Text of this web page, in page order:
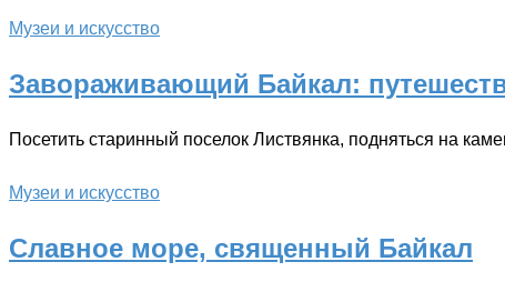
Музеи и искусство
Завораживающий Байкал:
Посетить старинный поселок Листвянка, подняться на
Музеи и искусство
Славное море, священный Байкал